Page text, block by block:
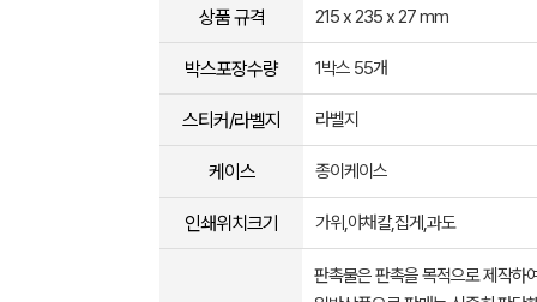
상품 규격 215 x 235 x 27 mm
박스포장수량 1박스 55개
스티커/라벨지 라벨지
케이스 종이케이스
인쇄위치크기 가위,야채칼,집게,과도
판촉물은 판촉을 목적으로 제작하